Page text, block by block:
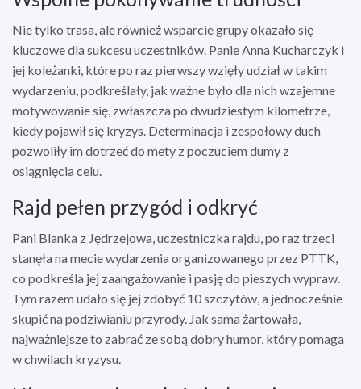
Nie tylko trasa, ale również wsparcie grupy okazało się
kluczowe dla sukcesu uczestników. Panie Anna Kucharczyk i
jej koleżanki, które po raz pierwszy wzięły udział w takim
wydarzeniu, podkreślały, jak ważne było dla nich wzajemne
motywowanie się, zwłaszcza po dwudziestym kilometrze,
kiedy pojawił się kryzys. Determinacja i zespołowy duch
pozwoliły im dotrzeć do mety z poczuciem dumy z
osiągnięcia celu.
Rajd pełen przygód i odkryć
Pani Blanka z Jędrzejowa, uczestniczka rajdu, po raz trzeci
stanęła na mecie wydarzenia organizowanego przez PTTK,
co podkreśla jej zaangażowanie i pasję do pieszych wypraw.
Tym razem udało się jej zdobyć 10 szczytów, a jednocześnie
skupić na podziwianiu przyrody. Jak sama żartowała,
najważniejsze to zabrać ze sobą dobry humor, który pomaga
w chwilach kryzysu.